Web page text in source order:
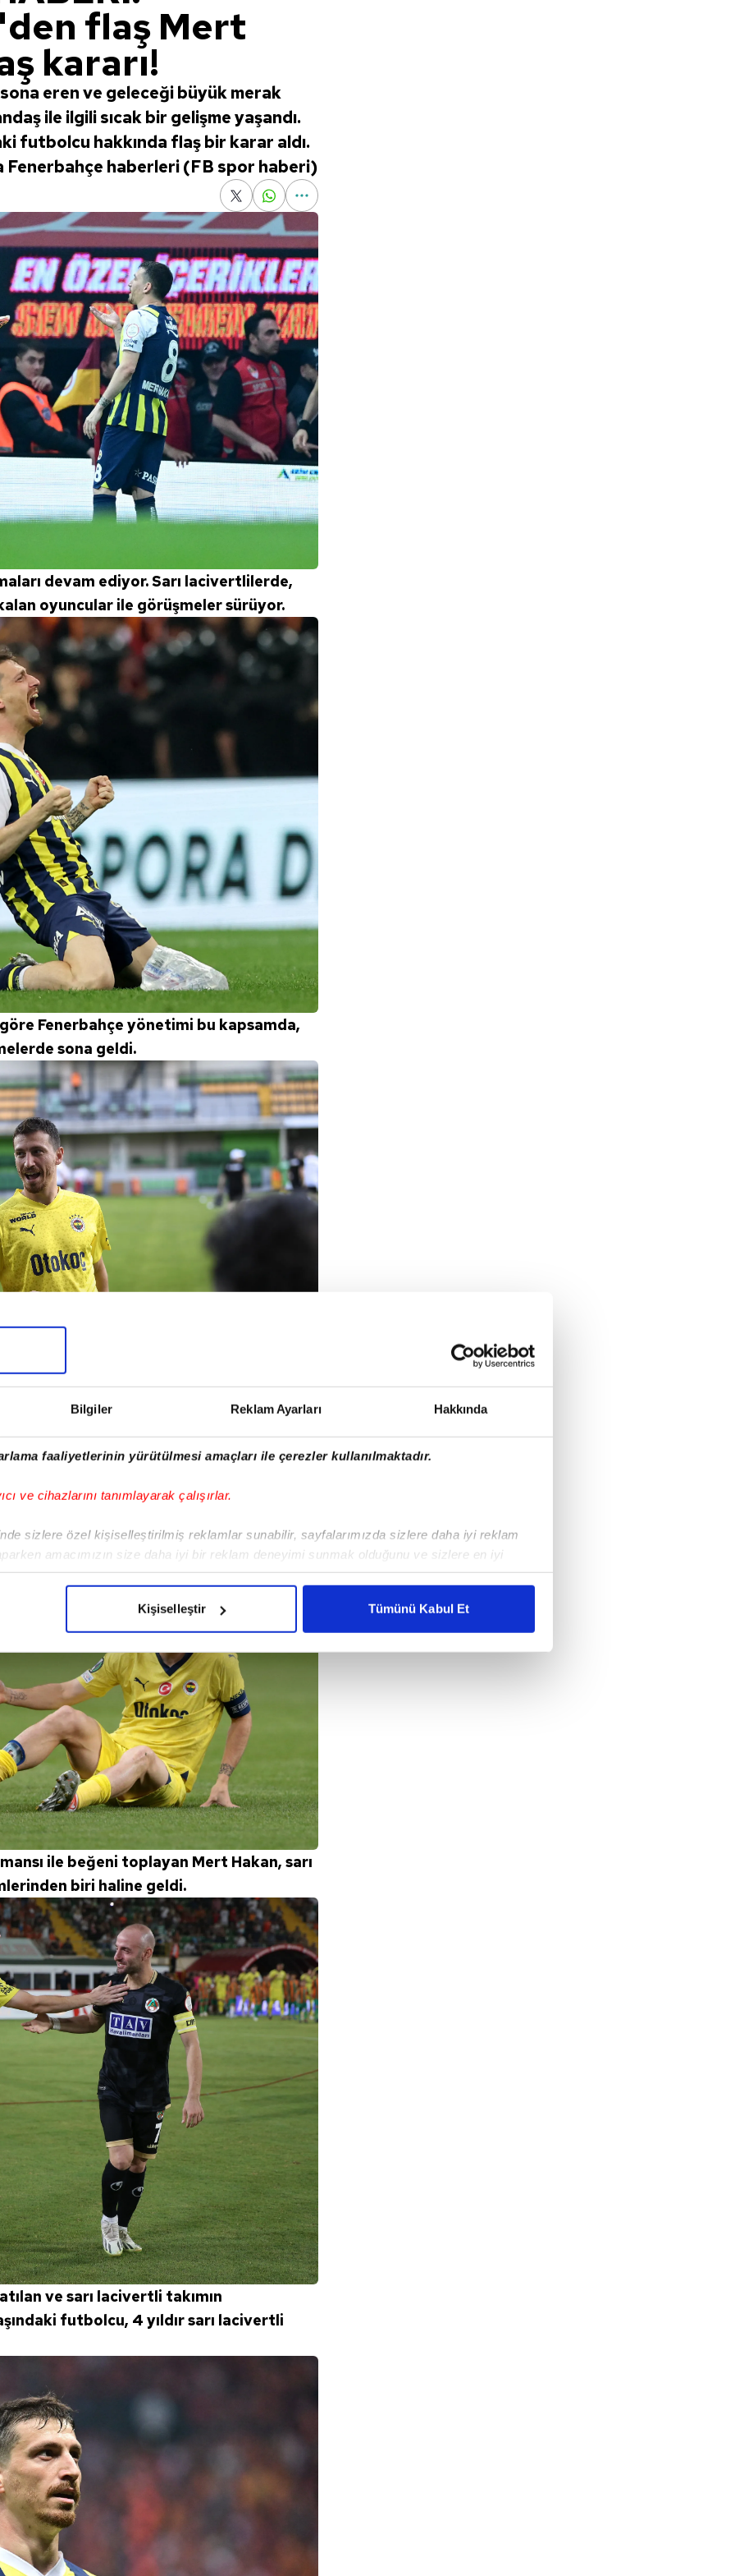
Bilgiler Reklam Ayarları Hakkında
faaliyetlerinin yürütülmesi amaçları ile çerezler kullanılmaktadır.
ve cihazlarını tanımlayarak çalışırlar.
sizlere özel kişiselleştirilmiş reklamlar sunabilir, sayfalarımızda sizlere daha iyi reklam
amacımızın size daha iyi bir reklam deneyimi sunmak olduğunu ve sizlere en iyi
gelen çabayı gösterdiğimizi ve bu noktada, reklamların maliyetlerimizi karşılamak
çerezlere izin vermedikleri takdirde, kullanıcılara hedefli reklamlar gösterilmeyecektir."
için İnternet Sitemizde kendimize ve üçüncü kişilere ait çerezler kullanılmaktadır. Bu
verileriniz işlenmekte olup gerekli olan çerezler bilgi toplumu hizmetlerinin sunulması
çerezler, sitemizin daha işlevsel kılınması ve kişiselleştirilmesi ve sizlere yönelik
amaçlarıyla sınırlı olarak açık rızanız dahilinde kullanılacaktır.
yer alan panel vasıtasıyla belirleyebilirsiniz. Çerezlere ilişkin detaylı bilgi için Ayarlar
Metnimiziziyaret edebilirsiniz.
Kanunu uyarınca hazırlanmış Aydınlatma Metnimizi okumak ve sitemizde ilgili
çerezlerle ilgili bilgi almak için lütfentıklayınız.
Kişiselleştir Tümünü Kabul Et
flaş Mert
kararı!
eren ve geleceği büyük merak
ile ilgili sıcak bir gelişme yaşandı.
futbolcu hakkında flaş bir karar aldı.
Fenerbahçe haberleri (FB spor haberi)
devam ediyor. Sarı lacivertlilerde,
oyuncular ile görüşmeler sürüyor.
Fenerbahçe yönetimi bu kapsamda,
sona geldi.
hızlandıran Başkan Ali Koç ve
2 yıl daha takımda kalmasına karar
ile beğeni toplayan Mert Hakan, sarı
biri haline geldi.
ve sarı lacivertli takımın
futbolcu, 4 yıldır sarı lacivertli